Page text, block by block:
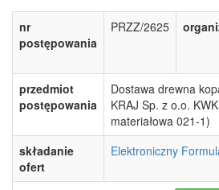
nr
postępowania
PRZZ/2625
przedmiot
postępowania
Dostawa drewna
KRAJ Sp. z o.o.
materiałowa 021-1)
składanie
ofert
Elektroniczny